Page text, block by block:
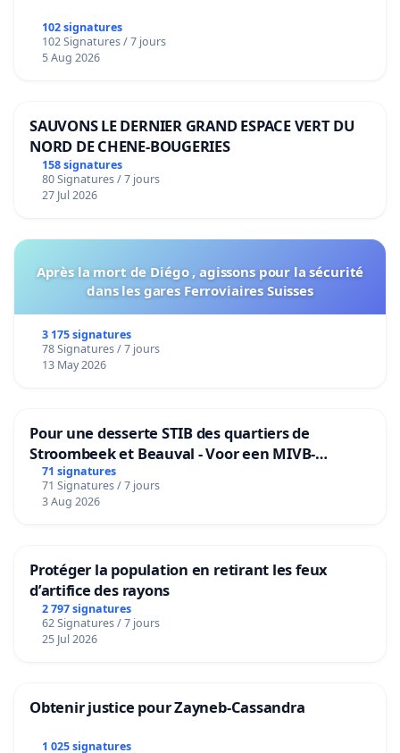
102 signatures
102 Signatures / 7 jours
5 Aug 2026
SAUVONS LE DERNIER GRAND ESPACE VERT DU
NORD DE CHENE-BOUGERIES
158 signatures
80 Signatures / 7 jours
27 Jul 2026
Après la mort de Diégo , agissons pour la sécurité
dans les gares Ferroviaires Suisses
3 175 signatures
78 Signatures / 7 jours
13 May 2026
Pour une desserte STIB des quartiers de
Stroombeek et Beauval - Voor een MIVB-
bediening van de wijken Strombeek en Het
Voor
71 signatures
71 Signatures / 7 jours
3 Aug 2026
Protéger la population en retirant les feux
d’artifice des rayons
2 797 signatures
62 Signatures / 7 jours
25 Jul 2026
Obtenir justice pour Zayneb-Cassandra
1 025 signatures